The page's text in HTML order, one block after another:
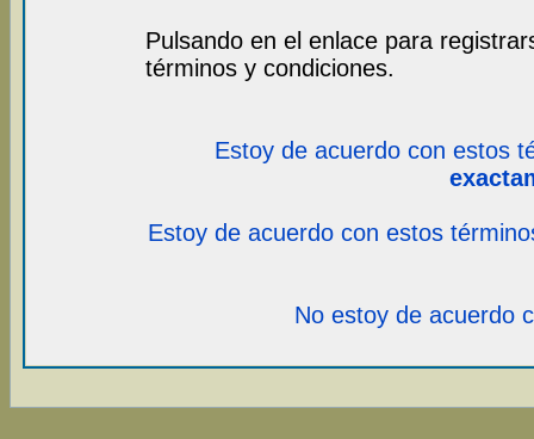
Pulsando en el enlace para
términos y condiciones.
Estoy de acuerdo con estos
Estoy de acuerdo con estos
No estoy de acuerdo